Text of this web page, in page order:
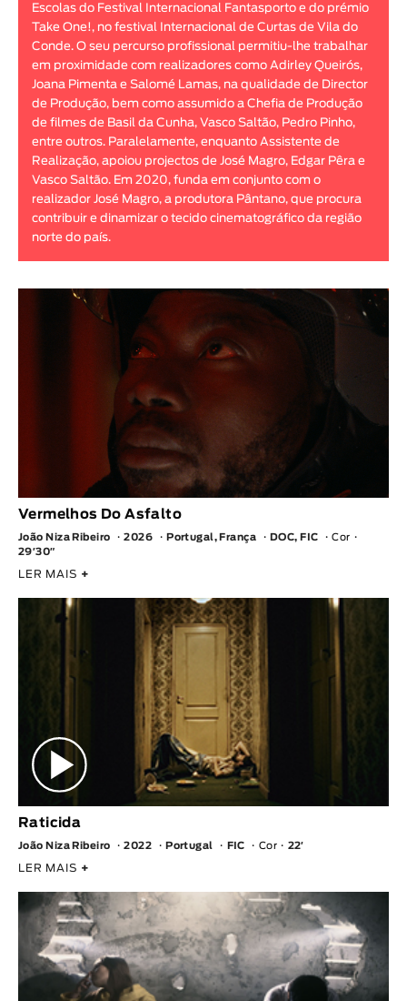
Animar
< / >
GÉNERO
Ficção
Animação
Experimental
Escolas do Festival Internacional Fantasporto e do prémio
Take One!, no festival Internacional de Curtas de Vila do
Conde. O seu percurso profissional permitiu-lhe trabalhar
em proximidade com realizadores como Adirley Queirós,
Joana Pimenta e Salomé Lamas, na qualidade de Director
de Produção, bem como assumido a Chefia de Produção
de filmes de Basil da Cunha, Vasco Saltão, Pedro Pinho,
entre outros. Paralelamente, enquanto Assistente de
Realização, apoiou projectos de José Magro, Edgar Pêra e
Vasco Saltão. Em 2020, funda em conjunto com o
realizador José Magro, a produtora Pântano, que procura
contribuir e dinamizar o tecido cinematográfico da região
norte do país.
Vermelhos Do Asfalto
João Niza Ribeiro 2026 Portugal, França DOC, FIC
Cor
29′30″
LER MAIS +
Raticida
João Niza Ribeiro 2022 Portugal FIC Cor 22′
LER MAIS +